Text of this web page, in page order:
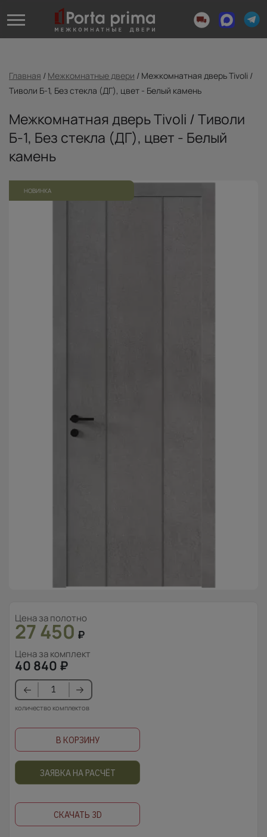
Главная / Межкомнатные двери / Межкомнатная дверь Tivoli /
Тиволи Б-1, Без стекла (ДГ), цвет - Белый камень
Межкомнатная дверь Tivoli / Тиволи
Б-1, Без стекла (ДГ), цвет - Белый
камень
НОВИНКА
Цена за полотно
27 450 ₽
Цена за комплект
40 840 ₽
количество комплектов
В КОРЗИНУ
ЗАЯВКА НА РАСЧЁТ
СКАЧАТЬ 3D